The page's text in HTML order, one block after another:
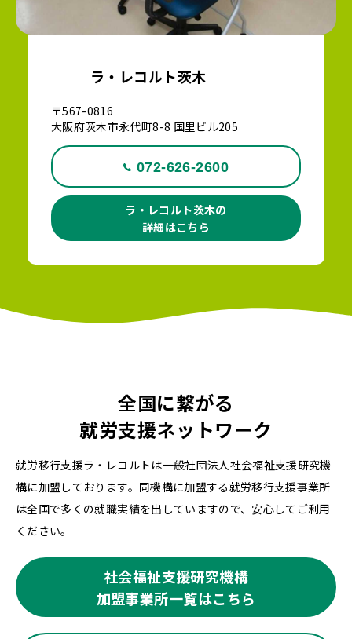
ラ・レコルト茨木
〒567-0816
大阪府茨木市永代町8-8 国里ビル205
072-626-2600
ラ・レコルト茨木の
詳細はこちら
全国に繋がる
就労支援ネットワーク
就労移行支援ラ・レコルトは一般社団法人社会福祉支援研究機
構に加盟しております。同機構に加盟する就労移行支援事業所
は全国で多くの就職実績を出していますので、安心してご利用
ください。
社会福祉支援研究機構
加盟事業所一覧はこちら